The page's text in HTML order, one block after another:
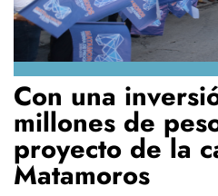
Con una
millones de
proyecto de la
Matamoros